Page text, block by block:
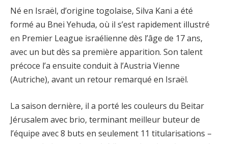
Né en Israël, d’origine togolaise, Silva Kani a été
formé au Bnei Yehuda, où il s’est rapidement illustré
en Premier League israélienne dès l’âge de 17 ans,
avec un but dès sa première apparition. Son talent
précoce l’a ensuite conduit à l’Austria Vienne
(Autriche), avant un retour remarqué en Israël.
La saison dernière, il a porté les couleurs du Beitar
Jérusalem avec brio, terminant meilleur buteur de
l’équipe avec 8 buts en seulement 11 titularisations –